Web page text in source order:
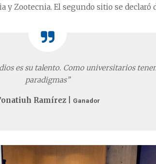
y Zootecnia. El segundo sitio se declaró
es su talento. Como universitarios
paradigmas”
Ramírez | Ganador